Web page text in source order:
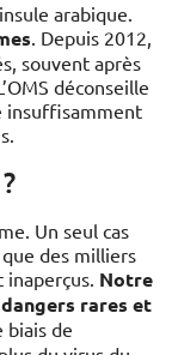
arabique.
. Depuis 2012,
souvent après
déconseille
insuffisamment
Un seul cas
des milliers
inaperçus. Notre
rares et
biais de